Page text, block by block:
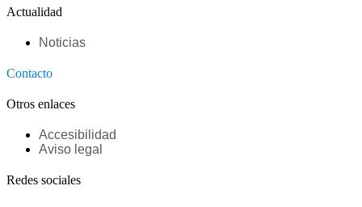
Actualidad
Noticias
Contacto
Otros enlaces
Accesibilidad
Aviso legal
Redes sociales